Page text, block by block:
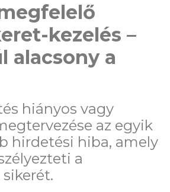
kezelés –
alacsony a
hiányos vagy
az egyik
hirdetési hiba, amely
a